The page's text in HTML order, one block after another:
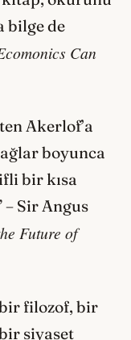
bilge de
Can
Akerlof’a
boyunca
bir kısa
– Sir Angus
Future of
filozof, bir
siyaset